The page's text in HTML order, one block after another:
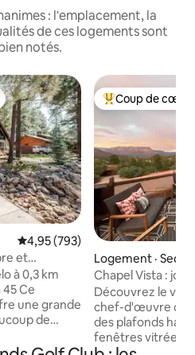
: l'emplacement, la
de ces logements sont
notés.
Note moyenne de 4,95 sur 5,
4,95 (793)
et
✅
à 0,3 km
Ce
une grande
de
Coup de cœur
Coup de cœur
Logement ·
Chapel Vista :
vues magiques
Découvrez le
chef-d'œuvre
des plafonds
fenêtres vitrées